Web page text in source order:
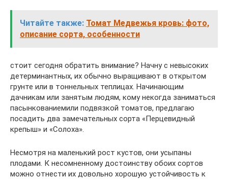
Читайте также: Томат Медвежья кровь: фото,
описание сорта, особенности
стоит сегодня обратить внимание? Начну с невысоких
детерминантных, их обычно выращивают в открытом
грунте или в тоннельных теплицах. Начинающим
дачникам или занятым людям, кому некогда заниматься
пасынкованиемили подвязкой томатов, предлагаю
посадить два замечательных сорта «Перцевидный
крепыш» и «Солоха».
Несмотря на маленький рост кустов, они усыпаны
плодами. К несомненному достоинству обоих сортов
можно отнести их довольно хорошую устойчивость к